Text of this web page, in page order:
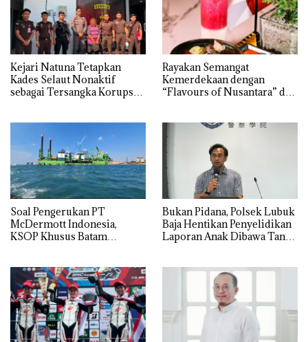
Kejari Natuna Tetapkan
Kades Selaut Nonaktif
sebagai Tersangka Korupsi
Rayakan Semangat
Kemerdekaan dengan
“Flavours of Nusantara” di
‎Soal Pengerukan PT
McDermott Indonesia,
KSOP Khusus Batam
Bukan Pidana, Polsek Lubuk
Baja Hentikan Penyelidikan
Laporan Anak Dibawa Tanpa